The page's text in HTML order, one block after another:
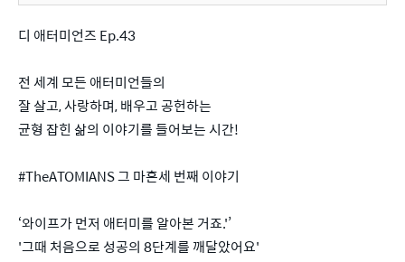
디 애터미언즈 Ep.43
전 세계 모든 애터미언들의
잘 살고, 사랑하며, 배우고 공헌하는
균형 잡힌 삶의 이야기를 들어보는 시간!
#TheATOMIANS 그 마흔세 번째 이야기
‘와이프가 먼저 애터미를 알아본 거죠.'’
'그때 처음으로 성공의 8단계를 깨달았어요'